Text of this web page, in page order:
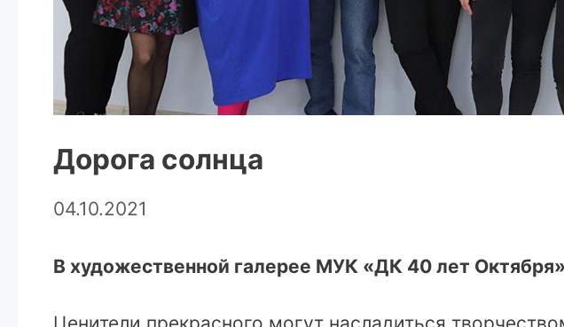
Дорога солнца
04.10.2021
В художественной галерее МУК «ДК 40 лет